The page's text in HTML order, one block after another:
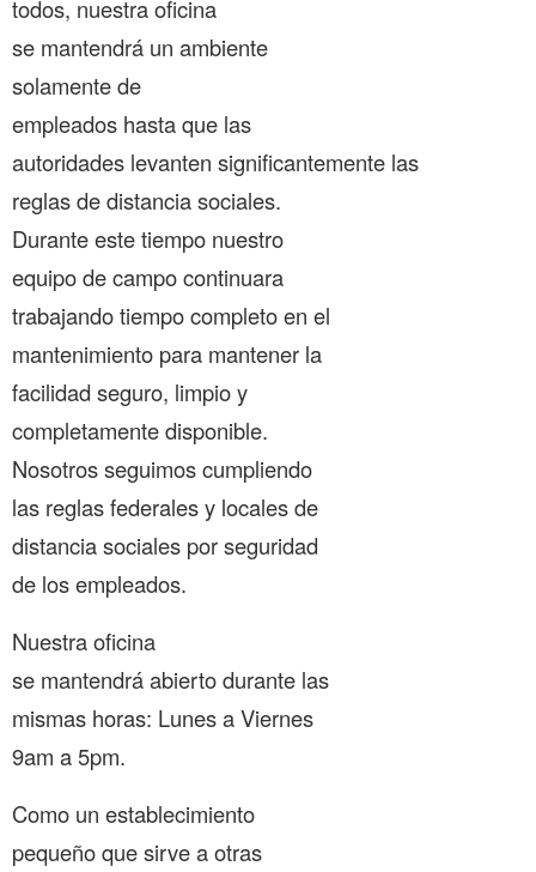
todos, nuestra oficina
se mantendrá un ambiente
solamente de
empleados hasta que las
autoridades levanten significantemente las
reglas de distancia sociales.
Durante este tiempo nuestro
equipo de campo continuara
trabajando tiempo completo en el
mantenimiento para mantener la
facilidad seguro, limpio y
completamente disponible.
Nosotros seguimos cumpliendo
las reglas federales y locales de
distancia sociales por seguridad
de los empleados.
Nuestra oficina
se mantendrá abierto durante las
mismas horas: Lunes a Viernes
9am a 5pm.
Como un establecimiento
pequeño que sirve a otras